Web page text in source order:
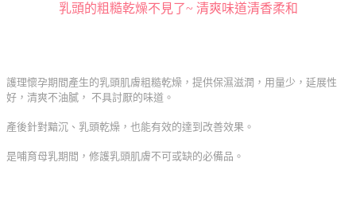
乳頭的粗糙乾燥不見了~ 清爽味道清香柔和
護理懷孕期間產生的乳頭肌膚粗糙乾燥，提供保濕滋潤，用量少，延展性
好，清爽不油膩， 不具討厭的味道。
產後針對黯沉、乳頭乾燥，也能有效的達到改善效果。
是哺育母乳期間，修護乳頭肌膚不可或缺的必備品。